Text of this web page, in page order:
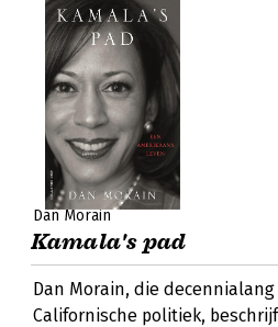
Dan Morain
Kamala's pad
Dan Morain, die
Californische politiek,